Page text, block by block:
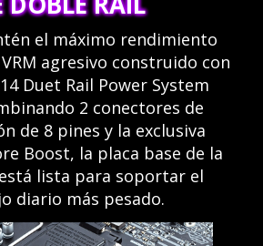
el máximo rendimiento
agresivo construido con
Duet Rail Power System
2 conectores de
de 8 pines y la exclusiva
Boost, la placa base de la
lista para soportar el
diario más pesado.